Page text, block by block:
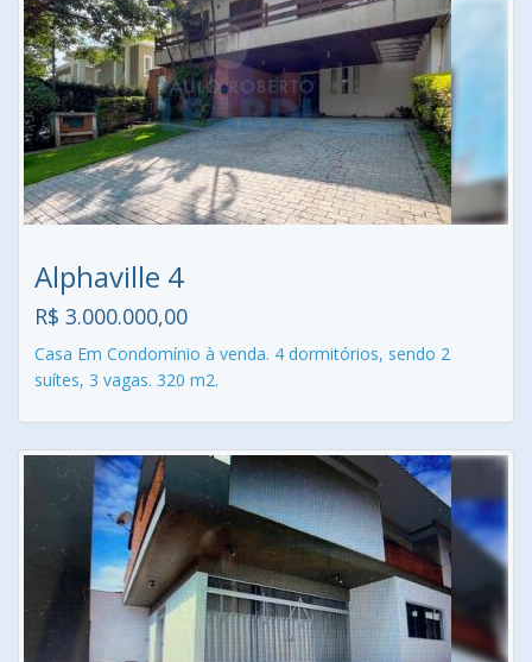
Alphaville 4
R$ 3.000.000,00
Casa Em Condomínio à venda. 4 dormitórios, sendo 2
suítes, 3 vagas. 320 m2.